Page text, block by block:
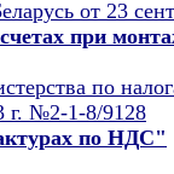
от 23
при
по
г. №2-1-8/9128
по НДС"